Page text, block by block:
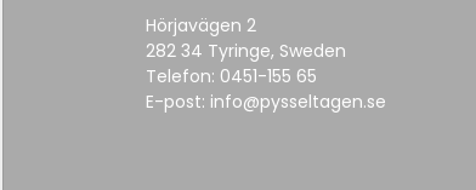
Hörjavägen 2
282 34 Tyringe, Sweden
Telefon: 0451-155 65
E-post: info@pysseltagen.se